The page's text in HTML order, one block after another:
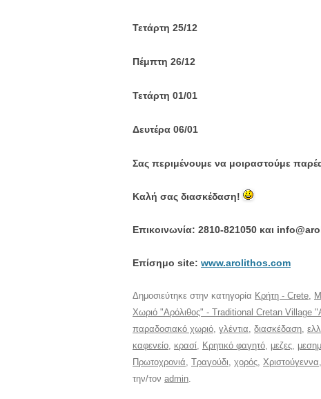
Τετάρτη 25/12
Πέμπτη 26/12
Τετάρτη 01/01
Δευτέρα 06/01
Σας περιμένουμε να μοιραστούμε
Καλή σας διασκέδαση!
Επικοινωνία: 2810-821050 και
Eπίσημο site: www.arolithos.com
Δημοσιεύτηκε στην κατηγορία Κρήτη - Crete
Χωριό "Αρόλιθος" - Traditional Cretan Village
παραδοσιακό χωριό γλέντια διασκέδαση
καφενείο κρασί Κρητικό φαγητό μεζες
Πρωτοχρονιά Τραγούδι χορός Χριστούγεννα
την/τον admin